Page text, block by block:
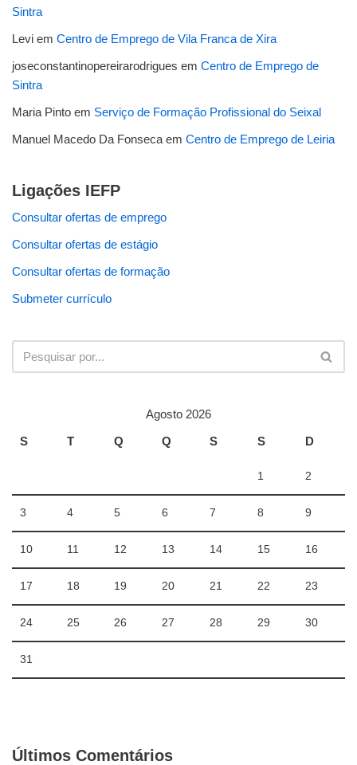
Sintra
Levi em Centro de Emprego de Vila Franca de Xira
joseconstantinopereirarodrigues em Centro de Emprego de
Sintra
Maria Pinto em Serviço de Formação Profissional do Seixal
Manuel Macedo Da Fonseca em Centro de Emprego de Leiria
Ligações IEFP
Consultar ofertas de emprego
Consultar ofertas de estágio
Consultar ofertas de formação
Submeter currículo
Agosto 2026
S
T Q Q S S D
1 2
3 4 5 6 7 8 9
10 11 12 13 14 15 16
17 18 19 20 21 22 23
24 25 26 27 28 29 30
31
Últimos Comentários